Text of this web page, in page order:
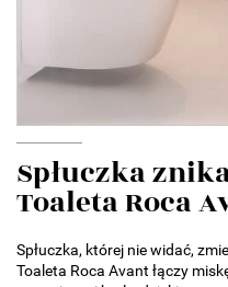
Spłuczka
Toaleta Roca
Spłuczka, której nie widać,
Toaleta Roca Avant łączy